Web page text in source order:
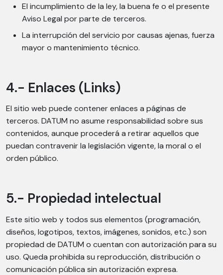
El incumplimiento de la ley, la buena fe o el presente
Aviso Legal por parte de terceros.
La interrupción del servicio por causas ajenas, fuerza
mayor o mantenimiento técnico.
4.- Enlaces (Links)
El sitio web puede contener enlaces a páginas de
terceros. DATUM no asume responsabilidad sobre sus
contenidos, aunque procederá a retirar aquellos que
puedan contravenir la legislación vigente, la moral o el
orden público.
5.- Propiedad intelectual
Este sitio web y todos sus elementos (programación,
diseños, logotipos, textos, imágenes, sonidos, etc.) son
propiedad de DATUM o cuentan con autorización para su
uso. Queda prohibida su reproducción, distribución o
comunicación pública sin autorización expresa.